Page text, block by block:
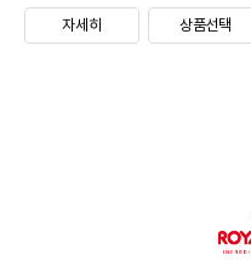
자세히 상품선택